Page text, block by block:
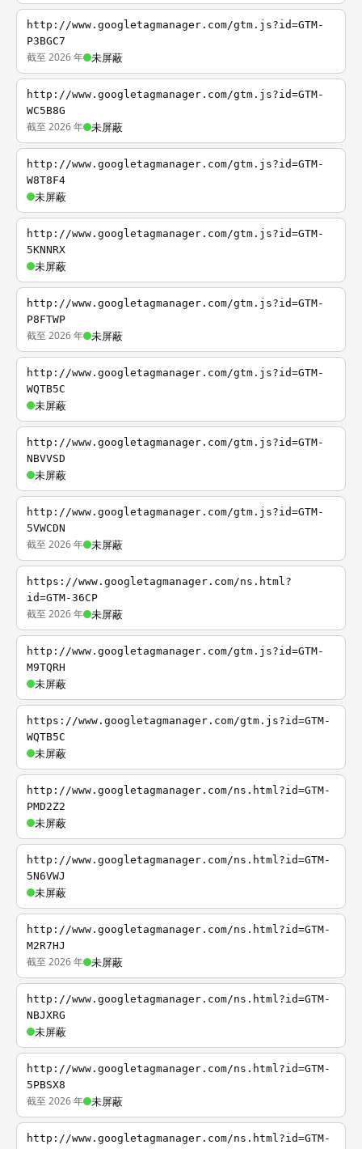
http://www.googletagmanager.com/gtm.js?id=GTM-
P3BGC7
截至 2026 年 未屏蔽
http://www.googletagmanager.com/gtm.js?id=GTM-
WC5B8G
截至 2026 年 未屏蔽
http://www.googletagmanager.com/gtm.js?id=GTM-
W8T8F4
未屏蔽
http://www.googletagmanager.com/gtm.js?id=GTM-
5KNNRX
未屏蔽
http://www.googletagmanager.com/gtm.js?id=GTM-
P8FTWP
截至 2026 年 未屏蔽
http://www.googletagmanager.com/gtm.js?id=GTM-
WQTB5C
未屏蔽
http://www.googletagmanager.com/gtm.js?id=GTM-
NBVVSD
未屏蔽
http://www.googletagmanager.com/gtm.js?id=GTM-
5VWCDN
截至 2026 年 未屏蔽
https://www.googletagmanager.com/ns.html?
id=GTM-36CP
截至 2026 年 未屏蔽
http://www.googletagmanager.com/gtm.js?id=GTM-
M9TQRH
未屏蔽
https://www.googletagmanager.com/gtm.js?id=GTM-
WQTB5C
未屏蔽
http://www.googletagmanager.com/ns.html?id=GTM-
PMD2Z2
未屏蔽
http://www.googletagmanager.com/ns.html?id=GTM-
5N6VWJ
未屏蔽
http://www.googletagmanager.com/ns.html?id=GTM-
M2R7HJ
截至 2026 年 未屏蔽
http://www.googletagmanager.com/ns.html?id=GTM-
NBJXRG
未屏蔽
http://www.googletagmanager.com/ns.html?id=GTM-
5PBSX8
截至 2026 年 未屏蔽
http://www.googletagmanager.com/ns.html?id=GTM-